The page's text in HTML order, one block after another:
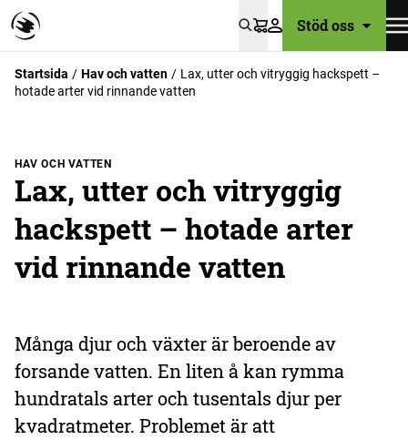
VarukorgStöd oss
Startsida Hav och vatten
Lax, utter och vitryggig hackspett –
hotade arter vid rinnande vatten
HAV OCH VATTEN
Lax, utter och vitryggig
hackspett – hotade arter
vid rinnande vatten
Många djur och växter är beroende av
forsande vatten. En liten å kan rymma
hundratals arter och tusentals djur per
kvadratmeter. Problemet är att